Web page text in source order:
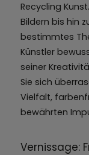
Recycling
Bildern bis hin
bestimmtes
Künstler
seiner
Sie sich
Vielfalt,
bewährten
Vernissage: